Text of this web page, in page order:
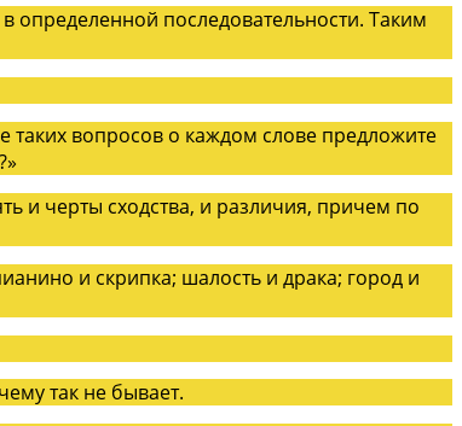
определенной последовательности. Таким
таких вопросов о каждом слове предложите
и черты сходства, и различия, причем по
и скрипка; шалость и драка; город и
так не бывает.